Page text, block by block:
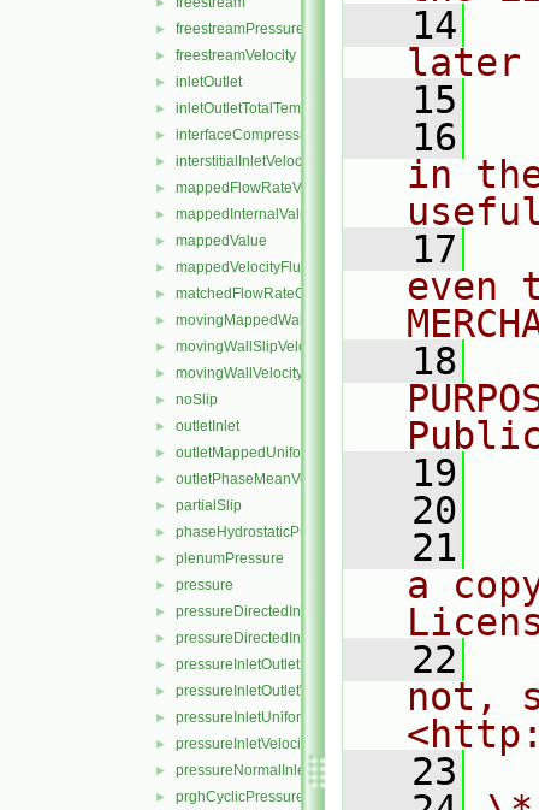
► freestreamPressure
► freestreamVelocity
► inletOutlet
► inletOutletTotalTemperature
► interfaceCompression
► interstitialInletVelocity
► mappedFlowRateVelocity
► mappedInternalValue
► mappedValue
► mappedVelocityFlux
► matchedFlowRateOutletVelocity
► movingMappedWallVelocity
► movingWallSlipVelocity
► movingWallVelocity
► noSlip
► outletInlet
► outletMappedUniformInlet
► outletPhaseMeanVelocity
► partialSlip
► phaseHydrostaticPressure
► plenumPressure
► pressure
► pressureDirectedInletOutletVelocity
► pressureDirectedInletVelocity
► pressureInletOutletParSlipVelocity
► pressureInletOutletVelocity
► pressureInletUniformVelocity
► pressureInletVelocity
► pressureNormalInletOutletVelocity
► prghCyclicPressure
   14
later
   15
   16
in
   17
even
   18
   19
   20
   21
a
   22
not,
   23